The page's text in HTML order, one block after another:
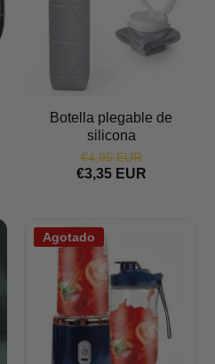
Botella plegable de
silicona
€4,95 EUR
€3,35 EUR
Agotado